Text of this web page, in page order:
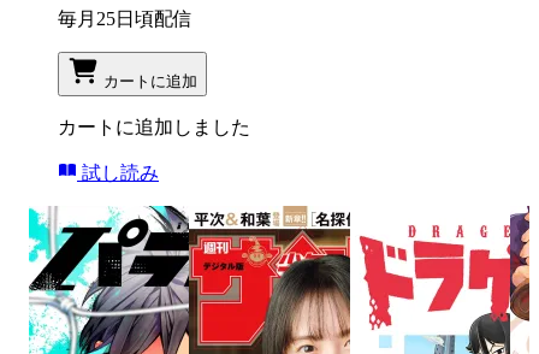
毎月25日頃配信
カートに追加
カートに追加しました
試し読み